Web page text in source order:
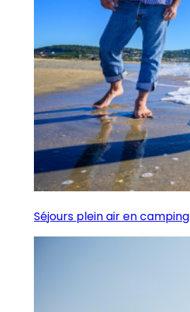
Séjours plein air en camping